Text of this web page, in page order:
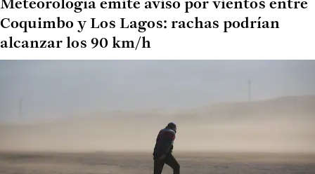
Meteorología emite aviso por vientos entre
Coquimbo y Los Lagos: rachas podrían
alcanzar los 90 km/h